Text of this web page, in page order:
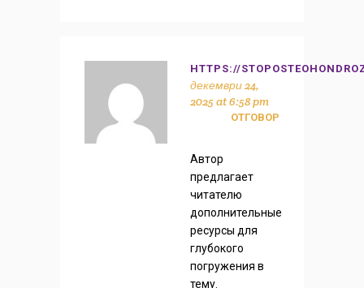
HTTPS://
декември 24,
2025 at 6:58 pm
ОТГОВОР
Автор
предлагает
читателю
дополнительные
ресурсы для
глубокого
погружения в
тему.